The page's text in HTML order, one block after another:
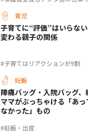
育児
#子育てはリアクションが9割
子育てに“評価”はいらな
変わる親子の関係
妊娠
#妊娠・出産
陣痛バッグ・入院バッグ
ママがぶっちゃける「あ
なかった」もの